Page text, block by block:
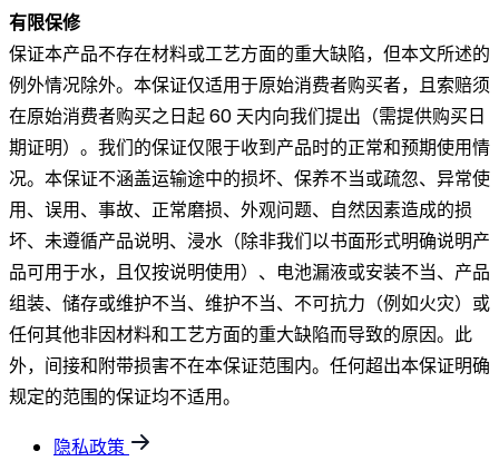
有限保修
保证本产品不存在材料或工艺方面的重大缺陷，但本文所述的
例外情况除外。本保证仅适用于原始消费者购买者，且索赔须
在原始消费者购买之日起 60 天内向我们提出（需提供购买日
期证明）。我们的保证仅限于收到产品时的正常和预期使用情
况。本保证不涵盖运输途中的损坏、保养不当或疏忽、异常使
用、误用、事故、正常磨损、外观问题、自然因素造成的损
坏、未遵循产品说明、浸水（除非我们以书面形式明确说明产
品可用于水，且仅按说明使用）、电池漏液或安装不当、产品
组装、储存或维护不当、维护不当、不可抗力（例如火灾）或
任何其他非因材料和工艺方面的重大缺陷而导致的原因。此
外，间接和附带损害不在本保证范围内。任何超出本保证明确
规定的范围的保证均不适用。
隐私政策